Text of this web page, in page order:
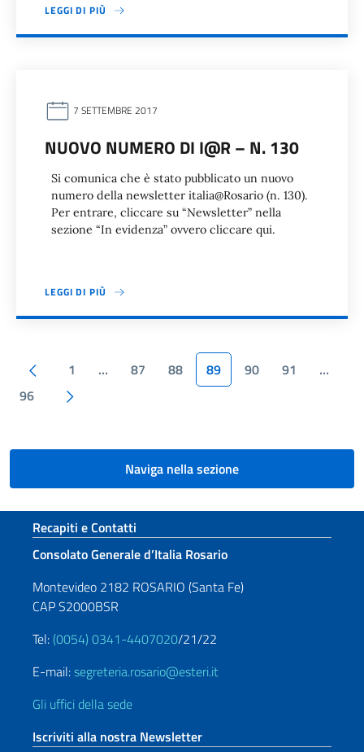
LEGGI DI PIÙ
7 SETTEMBRE 2017
NUOVO NUMERO DI I@R – N. 130
Si comunica che è stato pubblicato un nuovo
numero della newsletter italia@Rosario (n. 130).
Per entrare, cliccare su “Newsletter” nella
sezione “In evidenza” ovvero cliccare qui.
LEGGI DI PIÙ
Paginazione
Pagina precedente
1 … 87 88 89 90 91
…
96
Naviga nella sezione
Sezione footer
Recapiti e Contatti
Consolato Generale d’Italia Rosario
Montevideo 2182 ROSARIO (Santa Fe)
CAP S2000BSR
Tel: (0054) 0341-4407020/21/22
E-mail:segreteria.rosario@esteri.it
Gli uffici della sede
Iscriviti alla nostra Newsletter